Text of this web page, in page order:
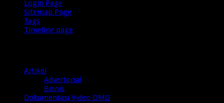
Login Page
Sitemap Page
Tags
Timeline page
Artikel
Advertorial
Bisnis
Dokumentasi Video OMG